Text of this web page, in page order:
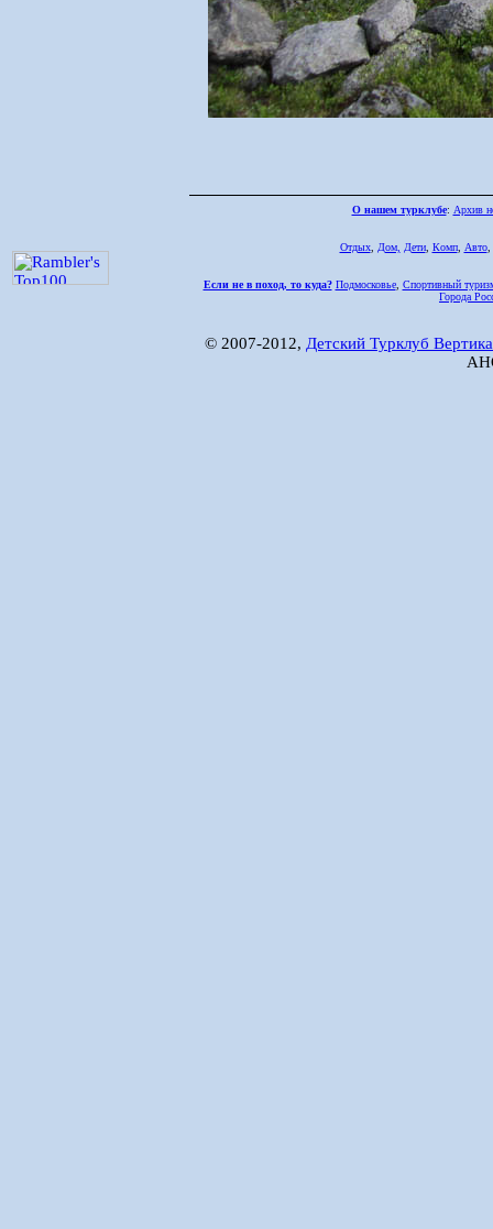
О нашем турклубе: Архив
Отдых, Дом, Дети, Комп, Авто,
Если не в поход, то куда? Подмосковье, Спортивный
Города
© 2007-2012, Детский Турклуб